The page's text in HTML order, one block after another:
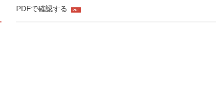
PDFで確認する